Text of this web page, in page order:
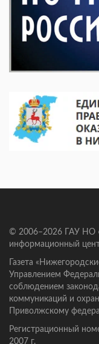
© 2006–2026 ГАУ НО
информационный
Газета
Управлением
соблюдением
коммуникаций и
Приволжскому
Регистрационный
2007 г.